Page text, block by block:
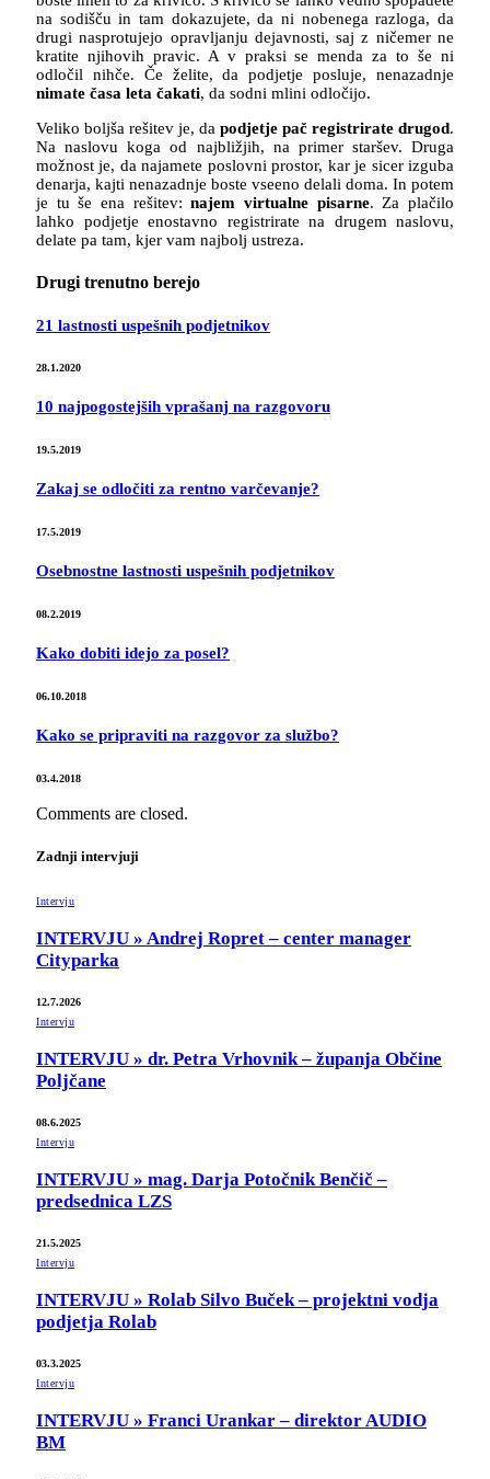
na sodišču in tam dokazujete, da ni nobenega razloga, da
drugi nasprotujejo opravljanju dejavnosti, saj z ničemer ne
kratite njihovih pravic. A v praksi se menda za to še ni
odločil nihče. Če želite, da podjetje posluje, nenazadnje
nimate časa leta čakati, da sodni mlini odločijo.
Veliko boljša rešitev je, da podjetje pač registrirate drugod.
Na naslovu koga od najbližjih, na primer staršev. Druga
možnost je, da najamete poslovni prostor, kar je sicer izguba
denarja, kajti nenazadnje boste vseeno delali doma. In potem
je tu še ena rešitev:najem virtualne pisarne. Za plačilo
lahko podjetje enostavno registrirate na drugem naslovu,
delate pa tam, kjer vam najbolj ustreza.
Drugi trenutno berejo
21 lastnosti uspešnih podjetnikov
28.1.2020
10 najpogostejših vprašanj na razgovoru
19.5.2019
Zakaj se odločiti za rentno varčevanje?
17.5.2019
Osebnostne lastnosti uspešnih podjetnikov
08.2.2019
Kako dobiti idejo za posel?
06.10.2018
Kako se pripraviti na razgovor za službo?
03.4.2018
Comments are closed.
Zadnji intervjuji
Intervju
INTERVJU » Andrej Ropret – center manager
Cityparka
12.7.2026
Intervju
INTERVJU » dr. Petra Vrhovnik – županja Občine
Poljčane
08.6.2025
Intervju
INTERVJU » mag. Darja Potočnik Benčič –
predsednica LZS
21.5.2025
Intervju
INTERVJU » Rolab Silvo Buček – projektni vodja
podjetja Rolab
03.3.2025
Intervju
INTERVJU » Franci Urankar – direktor AUDIO
BM